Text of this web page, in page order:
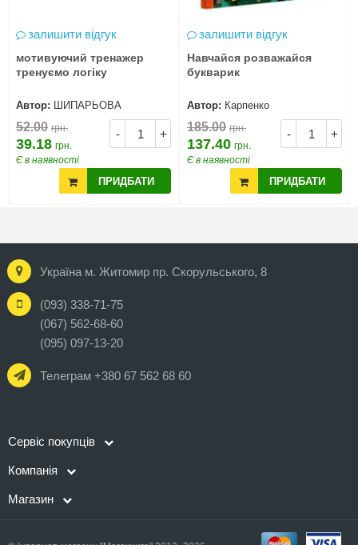
залишити відгук
мотивуючий тренажер
тренуємо логіку
Автор: ШИПАРЬОВА
- +
52.00 грн.
39.18 грн.
Є в наявності
ПРИДБАТИ
залишити відгук
Навчайся розважайся
букварик
Автор: Карпенко
- +
185.00 грн.
137.40 грн.
Є в наявності
ПРИДБАТИ
Україна м. Житомир пр. Скорульського, 8
(093) 338-71-75
(067) 562-68-60
(095) 097-13-20
Телеграм +380 67 562 68 60
Сервіс покупців
Компанія
Магазин